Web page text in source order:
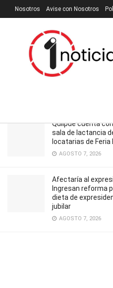
RECIENTES TENDENCIA
Gobierno recoja propuesta
inhabilitar
ejercer cargos públicos a
condenados por delitos de
corrupción
Quilpué cuenta
sala de lactancia
locatarias de Feria
AGOSTO 7, 2026
Afectaría al
Ingresan reforma
dieta de
jubilar
AGOSTO 7, 2026
Nosotros Avise con Nosotros